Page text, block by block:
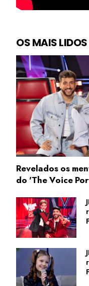
OS MAIS LIDOS
Revelados os
do 'The Voice